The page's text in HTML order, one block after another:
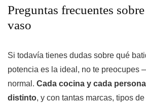
Preguntas frecuentes
vaso
Si todavía tienes dudas sobre qué
potencia es la ideal, no te preocupes
normal. Cada cocina y cada
distinto, y con tantas marcas, tipos